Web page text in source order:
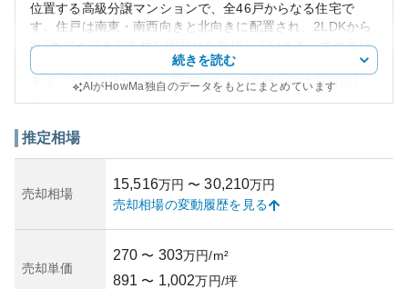
位置する高級分譲マンションで、全46戸からなる住宅で
す。住戸は南東・南西向きと北向きに配置され、2LDKから
3LDKタイプまで多様な間取りを提供しています。専有面積
は56.18㎡から99.66㎡までと広々とした設計です。外観は
モダンで高級感があり、都市の中での優雅な生活を演出し
極めて良く、交通利便性に優れています。近隣には公園や
することから将来的な価値の安定性が期待されます。ただ
し、都心にあるため、地価の上下動による影響を受けやす
く、その辺りが所有リスクと言えるでしょう。
でしたが、高級マンションにふさわしい管理体制が整備さ
れていることが期待されます。
続きを読む
AIがHowMa独自のデータをもとにまとめています
推定相場
売却相場
15,516万円 〜 30,210万円
売却相場の変動履歴を見る
売却単価
270 〜 303万円/m²
891 〜 1,002万円/坪